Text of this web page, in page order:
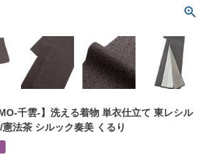
千雲-】洗える着物 単衣仕立て 東レシル
法茶 シルック奏美 くるり